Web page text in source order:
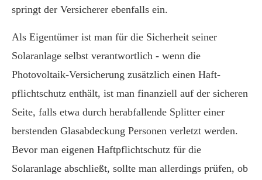
springt der Versicherer ebenfalls ein.
Als Eigentümer ist man für die Sicherheit seiner
Solaranlage selbst verantwortlich - wenn die
Photovoltaik-Versicherung zusätzlich einen Haft­
pflichtschutz enthält, ist man finanziell auf der sicheren
Seite, falls etwa durch herabfallende Splitter einer
berstenden Glasabdeckung Per­sonen verletzt werden.
Bevor man eigenen Haft­pflichtschutz für die
Solaranlage abschließt, sollte man allerdings prüfen, ob